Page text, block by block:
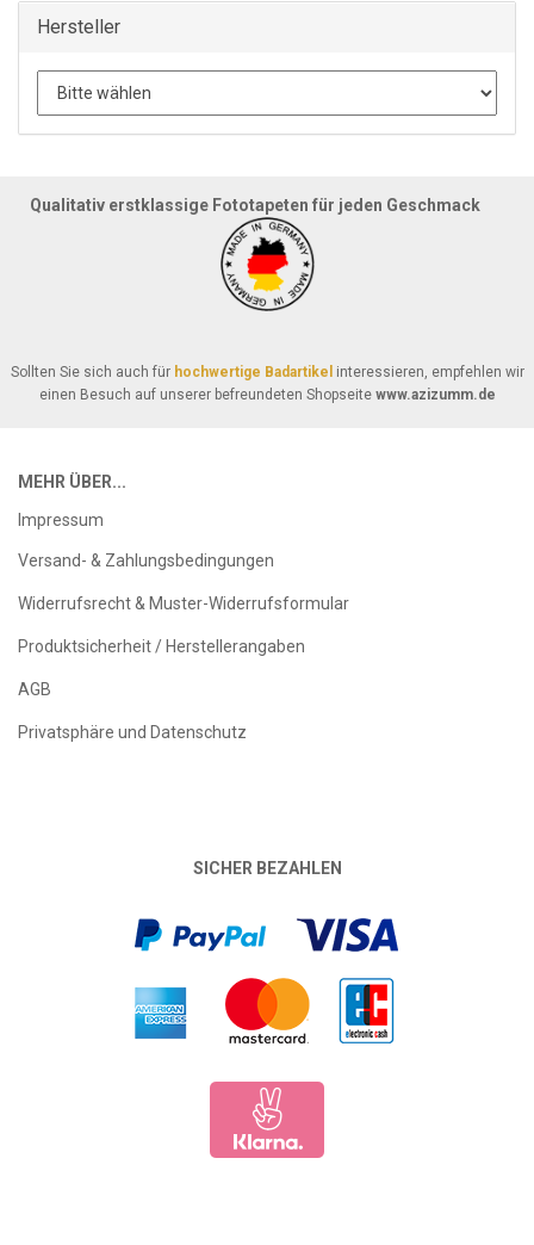
Hersteller
Qualitativ erstklassige Fototapeten für jeden Geschmack
Sollten Sie sich auch für hochwertige Badartikel interessieren, empfehlen wir
einen Besuch auf unserer befreundeten Shopseite www.azizumm.de
MEHR ÜBER...
Impressum
Versand- & Zahlungsbedingungen
Widerrufsrecht & Muster-Widerrufsformular
Produktsicherheit / Herstellerangaben
AGB
Privatsphäre und Datenschutz
SICHER BEZAHLEN